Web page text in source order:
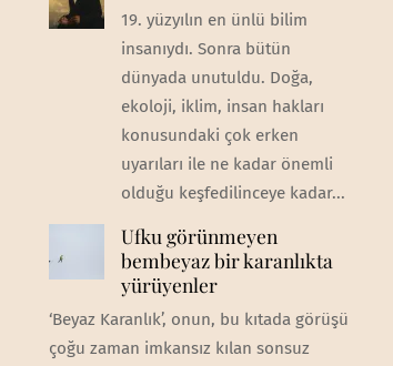
19. yüzyılın en ünlü bilim
insanıydı. Sonra bütün
dünyada unutuldu. Doğa,
ekoloji, iklim, insan hakları
konusundaki çok erken
uyarıları ile ne kadar önemli
olduğu keşfedilinceye kadar...
Ufku görünmeyen
bembeyaz bir karanlıkta
yürüyenler
‘Beyaz Karanlık’, onun, bu kıtada görüşü
çoğu zaman imkansız kılan sonsuz